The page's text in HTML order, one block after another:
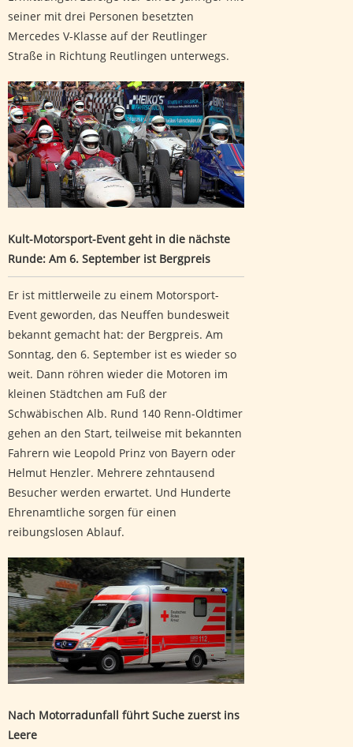
seiner mit drei Personen besetzten
Mercedes V-Klasse auf der Reutlinger
Straße in Richtung Reutlingen unterwegs.
Kult-Motorsport-Event geht in die nächste Runde: Am 6.
September ist Bergpreis
Kult-Motorsport-Event geht in die nächste
Runde: Am 6. September ist Bergpreis
Er ist mittlerweile zu einem Motorsport-
Event geworden, das Neuffen bundesweit
bekannt gemacht hat: der Bergpreis. Am
Sonntag, den 6. September ist es wieder so
weit. Dann röhren wieder die Motoren im
kleinen Städtchen am Fuß der
Schwäbischen Alb. Rund 140 Renn-Oldtimer
gehen an den Start, teilweise mit bekannten
Fahrern wie Leopold Prinz von Bayern oder
Helmut Henzler. Mehrere zehntausend
Besucher werden erwartet. Und Hunderte
Ehrenamtliche sorgen für einen
reibungslosen Ablauf.
Nach Motorradunfall führt Suche zuerst ins Leere
Nach Motorradunfall führt Suche zuerst ins
Leere